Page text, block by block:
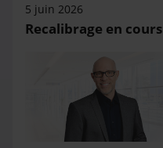
5 juin 2026
Recalibrage en cours